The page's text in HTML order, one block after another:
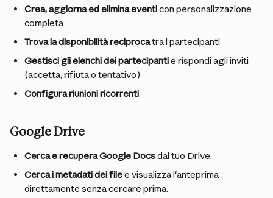
Crea, aggiorna ed elimina eventi con personalizzazione
completa
Trova la disponibilità reciproca tra i partecipanti
Gestisci gli elenchi dei partecipanti e rispondi agli inviti
(accetta, rifiuta o tentativo)
Configura riunioni ricorrenti
Google Drive
Cerca e recupera Google Docs dal tuo Drive.
Cerca i metadati dei file e visualizza l'anteprima
direttamente senza cercare prima.